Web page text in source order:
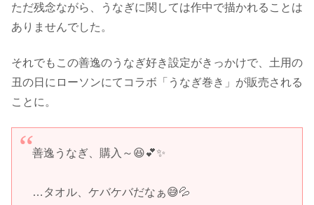
ただ残念ながら、うなぎに関しては作中で描かれることは
ありませんでした。
それでもこの善逸のうなぎ好き設定がきっかけで、土用の
丑の日にローソンにてコラボ「うなぎ巻き」が販売される
ことに。
善逸うなぎ、購入～😆💕✨
…タオル、ケバケバだなぁ😅💦